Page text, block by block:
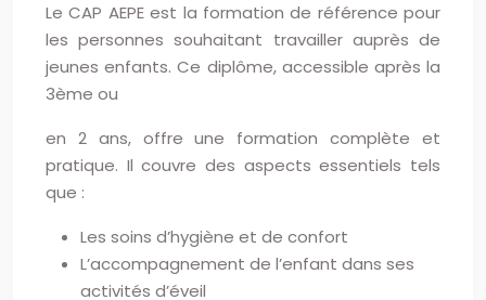
Le CAP AEPE est la formation de référence pour
les personnes souhaitant travailler auprès de
jeunes enfants. Ce diplôme, accessible après la
3ème ou
en 2 ans, offre une formation complète et
pratique. Il couvre des aspects essentiels tels
que :
Les soins d’hygiène et de confort
L’accompagnement de l’enfant dans ses
activités d’éveil